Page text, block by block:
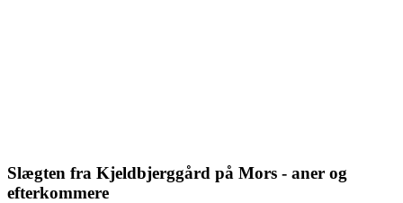
Slægten fra Kjeldbjerggård på Mors - aner og
efterkommere